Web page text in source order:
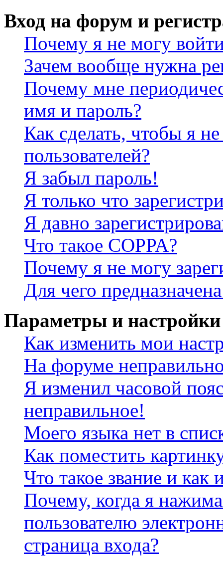
Вход на форум и
Почему я не могу
Зачем вообще нужна
Почему мне
имя и пароль?
Как сделать, чтобы я
пользователей?
Я забыл пароль!
Я только что
Я давно
Что такое COPPA?
Почему я не могу
Для чего
Параметры и настройки
Как изменить мои
На форуме
Я изменил часовой
неправильное!
Моего языка нет в
Как поместить
Что такое звание и как
Почему, когда я
пользователю
страница входа?